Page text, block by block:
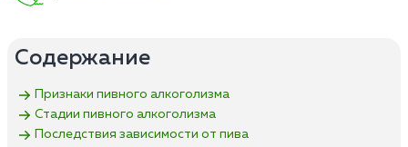
Содержание
Признаки пивного алкоголизма
Стадии пивного алкоголизма
Последствия зависимости от пива